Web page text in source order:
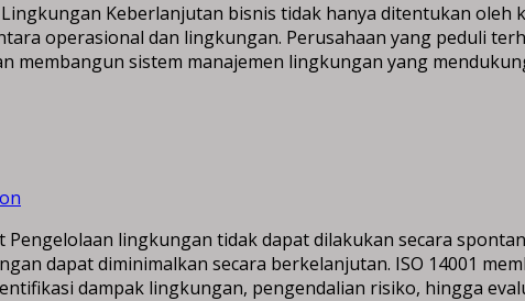
Keberlanjutan bisnis tidak hanya ditentukan
operasional dan lingkungan. Perusahaan yang peduli
membangun sistem manajemen lingkungan yang
lingkungan tidak dapat dilakukan secara
dapat diminimalkan secara berkelanjutan. ISO 14001
dampak lingkungan, pengendalian risiko, hingga